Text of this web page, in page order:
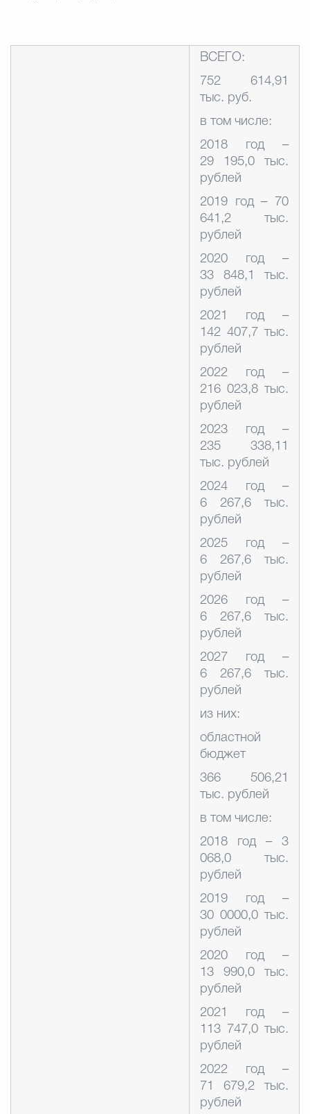
ВСЕГО:
752 614,91
тыс. руб.
в том числе:
2018 год –
29 195,0 тыс.
рублей
2019 год – 70
641,2 тыс.
рублей
2020 год –
33 848,1 тыс.
рублей
2021 год –
142 407,7 тыс.
рублей
2022 год –
216 023,8 тыс.
рублей
2023 год –
235 338,11
тыс. рублей
2024 год –
6 267,6 тыс.
рублей
2025 год –
6 267,6 тыс.
рублей
2026 год –
6 267,6 тыс.
рублей
2027 год –
6 267,6 тыс.
рублей
из них:
областной
бюджет
366 506,21
тыс. рублей
в том числе:
2018 год – 3
068,0 тыс.
рублей
2019 год –
30 0000,0 тыс.
рублей
2020 год –
13 990,0 тыс.
рублей
2021 год –
113 747,0 тыс.
рублей
2022 год –
71 679,2 тыс.
рублей